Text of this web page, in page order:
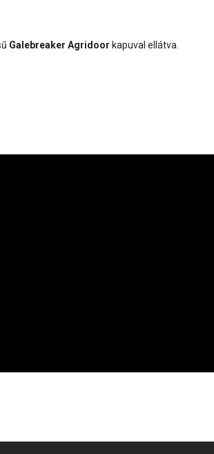
Galebreaker Agridoor kapuval ellátva.